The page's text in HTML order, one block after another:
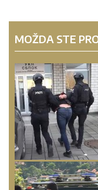
MOŽDA STE